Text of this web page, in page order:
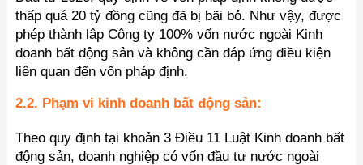
thấp quá 20 tỷ đồng cũng đã bị bãi bỏ. Như vậy, được
phép thành lập Công ty 100% vốn nước ngoài Kinh
doanh bất động sản và không cần đáp ứng điều kiện
liên quan đến vốn pháp định.
2.2. Phạm vi kinh doanh bất động sản:
Theo quy định tại khoản 3 Điều 11 Luật Kinh doanh bất
động sản, doanh nghiệp có vốn đầu tư nước ngoài